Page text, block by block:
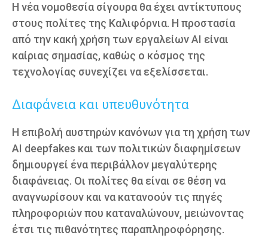
Η νέα νομοθεσία σίγουρα θα έχει αντίκτυπους
στους πολίτες της Καλιφόρνια. Η προστασία
από την κακή χρήση των εργαλείων AI είναι
καίριας σημασίας, καθώς ο κόσμος της
τεχνολογίας συνεχίζει να εξελίσσεται.
Διαφάνεια και υπευθυνότητα
Η επιβολή αυστηρών κανόνων για τη χρήση των
AI deepfakes και των πολιτικών διαφημίσεων
δημιουργεί ένα περιβάλλον μεγαλύτερης
διαφάνειας. Οι πολίτες θα είναι σε θέση να
αναγνωρίσουν και να κατανοούν τις πηγές
πληροφοριών που καταναλώνουν, μειώνοντας
έτσι τις πιθανότητες παραπληροφόρησης.